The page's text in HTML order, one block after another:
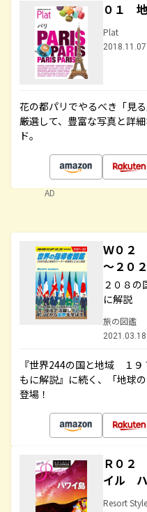
０１
Plat
花の都パリでやるべき「見
厳選して、豊富な写真と詳
ド。
AD
Ｗ０２
～２０
２０８の
に解説
旅の図鑑
『世界244の国と地域 １９
もに解説』に続く、「地球
登場！
Ｒ０２
イル ハ
Resort Style